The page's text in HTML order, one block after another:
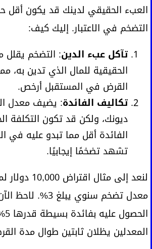
العبء الحقيقي لدينك قد يكون أقل
التضخم في الاعتبار. إليك كيف:
تآكل عبء الدين: التضخم يقلل
الحقيقية للمال الذي تدين به،
القرض في المستقبل أرخص.
تكاليف الفائدة: يضيف معدل
ديونك، ولكن قد تكون التكلفة
الفائدة أقل مما تبدو عليه في
تشهد تضخمًا إيجابيًا.
معدل تضخم سنوي يبلغ
المعدلين يظلان ثابتين طوال مدة